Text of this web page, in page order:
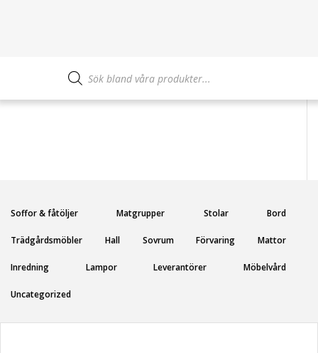
Produktsökning
Soffor & fåtöljer Matgrupper Stolar Bord
Trädgårdsmöbler Hall Sovrum Förvaring Mattor
Inredning Lampor Leverantörer Möbelvård
Uncategorized